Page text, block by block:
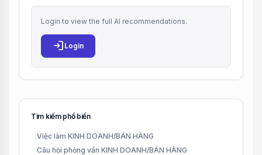
Login to view the full AI recommendations.
login Login
Tìm kiếm phổ biến
Việc làm KINH DOANH/BÁN HÀNG
Câu hỏi phỏng vấn KINH DOANH/BÁN HÀNG